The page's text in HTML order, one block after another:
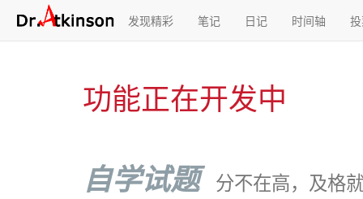
发现精彩 笔记 日记 时间轴
功能正在开发中
自学试题
分不在高，及格